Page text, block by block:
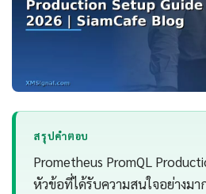
สรุปคำตอบ
Prometheus PromQL
หัวข้อที่ได้รับความสนใจอย่างม